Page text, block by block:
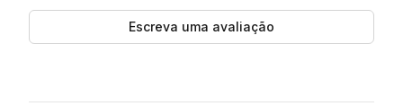
Escreva uma avaliação